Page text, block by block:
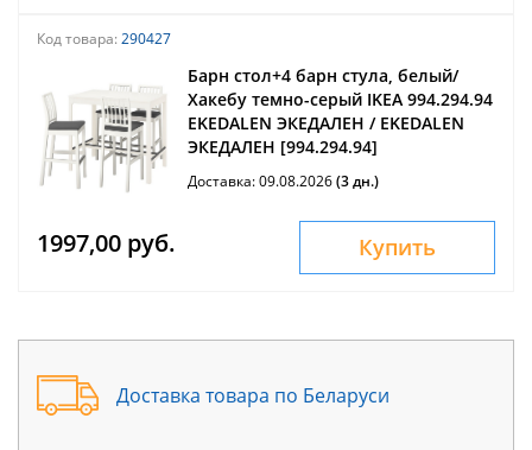
Код товара: 290427
Барн стол+4 барн стула, белый/
Хакебу темно-серый IKEA 994.294.94
EKEDALEN ЭКЕДАЛЕН / EKEDALEN
ЭКЕДАЛЕН [994.294.94]
Доставка: 09.08.2026(3 дн.)
1997,00 руб. Купить
Доставка товара по Беларуси